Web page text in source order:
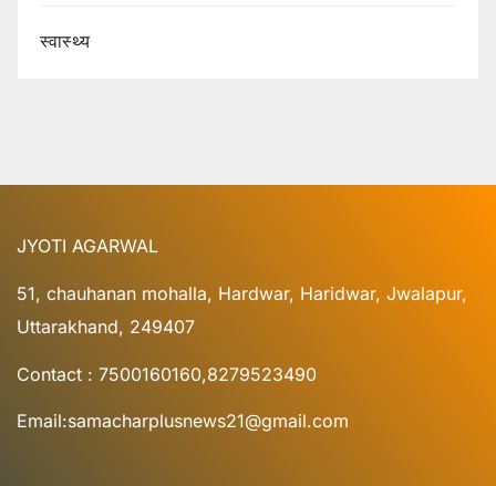
स्वास्थ्य
JYOTI AGARWAL
51, chauhanan mohalla, Hardwar, Haridwar, Jwalapur,
Uttarakhand, 249407
Contact : 7500160160,8279523490
Email:samacharplusnews21@gmail.com